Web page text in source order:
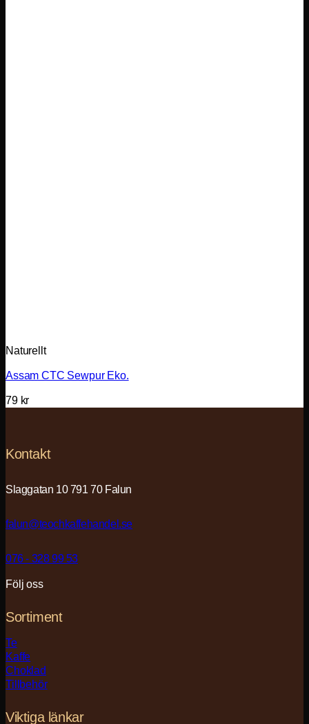
Naturellt
Assam CTC Sewpur Eko.
79 kr
Kontakt
Slaggatan 10 791 70 Falun
falun@teochkaffehandel.se
076 - 328 99 53
Följ oss
Sortiment
Te
Kaffe
Choklad
Tillbehör
Viktiga länkar